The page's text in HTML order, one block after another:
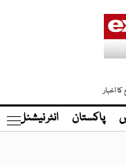
کا اخبار
پاکستان انٹر نیشنل